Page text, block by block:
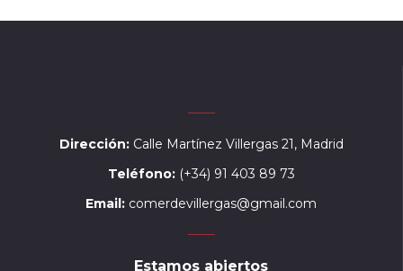
Dirección: Calle Martínez Villergas 21, Madrid
Teléfono: (+34) 91 403 89 73
Email: comerdevillergas@gmail.com
Estamos abiertos